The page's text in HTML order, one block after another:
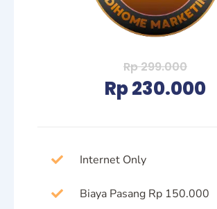
Rp 299.000
Rp 230.000
Internet Only
Biaya Pasang Rp 150.000